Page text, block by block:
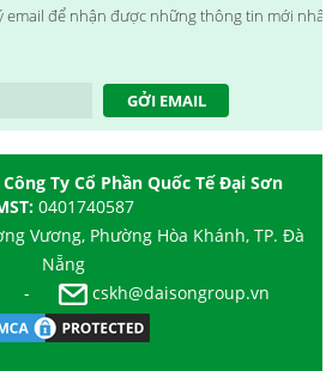
email để nhận được những thông tin mới nhất
GỞI EMAIL
Công Ty Cổ Phần Quốc Tế Đại Sơn
0401740587
Vương, Phường Hòa Khánh, TP. Đà
Nẵng
cskh@daisongroup.vn